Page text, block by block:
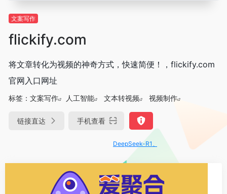
文案写作
flickify.com
将文章转化为视频的神奇方式，快速简便！，flickify.com
官网入口网址
标签： 文案写作 人工智能 文本转视频 视频制作
链接直达 手机查看
DeepSeek-R1、V3满血版免费用！- 字节Trae